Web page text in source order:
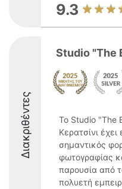
9.3
Διακριθέντες
Studio "The
Το Studio "The
Κερατσίνι
σημαντικός
φωτογραφίας
παρουσία από
πολυετή